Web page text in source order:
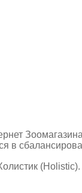
в
(Holistic).